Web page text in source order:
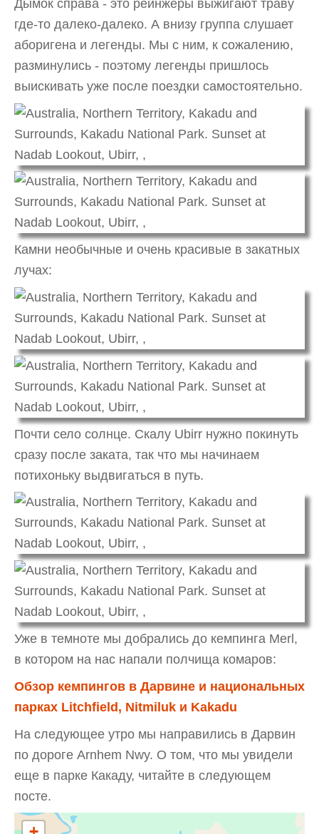
Дымок справа - это рейнжеры выжигают траву
где-то далеко-далеко. А внизу группа слушает
аборигена и легенды. Мы с ним, к сожалению,
разминулись - поэтому легенды пришлось
выискивать уже после поездки самостоятельно.
Камни необычные и очень красивые в закатных
лучах:
Почти село солнце. Скалу Ubirr нужно покинуть
сразу после заката, так что мы начинаем
потихоньку выдвигаться в путь.
Уже в темноте мы добрались до кемпинга Merl,
в котором на нас напали полчища комаров:
Обзор кемпингов в Дарвине и национальных
парках Litchfield, Nitmiluk и Kakadu
На следующее утро мы направились в Дарвин
по дороге Arnhem Nwy. О том, что мы увидели
еще в парке Какаду, читайте в следующем
посте.